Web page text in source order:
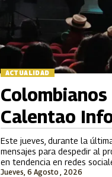
ACTUALIDAD
Este jueves, durante la
mensajes para despedir al
en tendencia en redes
Jueves, 6 Agosto , 2026
Calentao